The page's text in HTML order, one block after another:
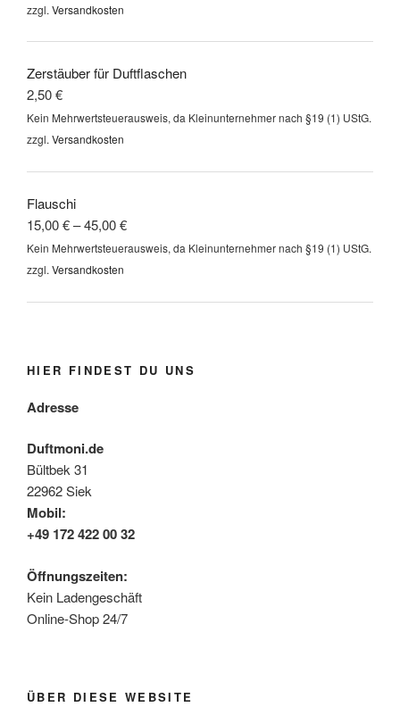
zzgl. Versandkosten
Zerstäuber für Duftflaschen
2,50€
Kein Mehrwertsteuerausweis, da Kleinunternehmer nach §19 (1) UStG.
zzgl. Versandkosten
Flauschi
15,00€–45,00€
Kein Mehrwertsteuerausweis, da Kleinunternehmer nach §19 (1) UStG.
zzgl. Versandkosten
HIER FINDEST DU UNS
Adresse
Duftmoni.de
Bültbek 31
22962 Siek
Mobil:
+49 172 422 00 32
Öffnungszeiten:
Kein Ladengeschäft
Online-Shop 24/7
ÜBER DIESE WEBSITE